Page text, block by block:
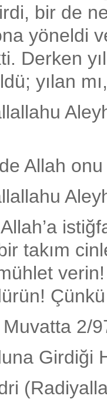
bir de
yöneldi
Derken
yılan
Allah
Allah’a
takım
Çünkü
2/
Girdiği